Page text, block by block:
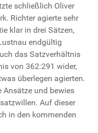
schließlich Oliver
Richter agierte sehr
klar in drei Sätzen,
endgültig
das Satzverhältnis
von 362:291 wider,
überlegen agierten.
Ansätze und bewies
Auf dieser
in den kommenden